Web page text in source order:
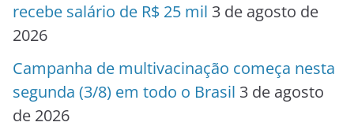
recebe salário de R$ 25 mil 3 de agosto de
2026
Campanha de multivacinação começa nesta
segunda (3/8) em todo o Brasil 3 de agosto
de 2026